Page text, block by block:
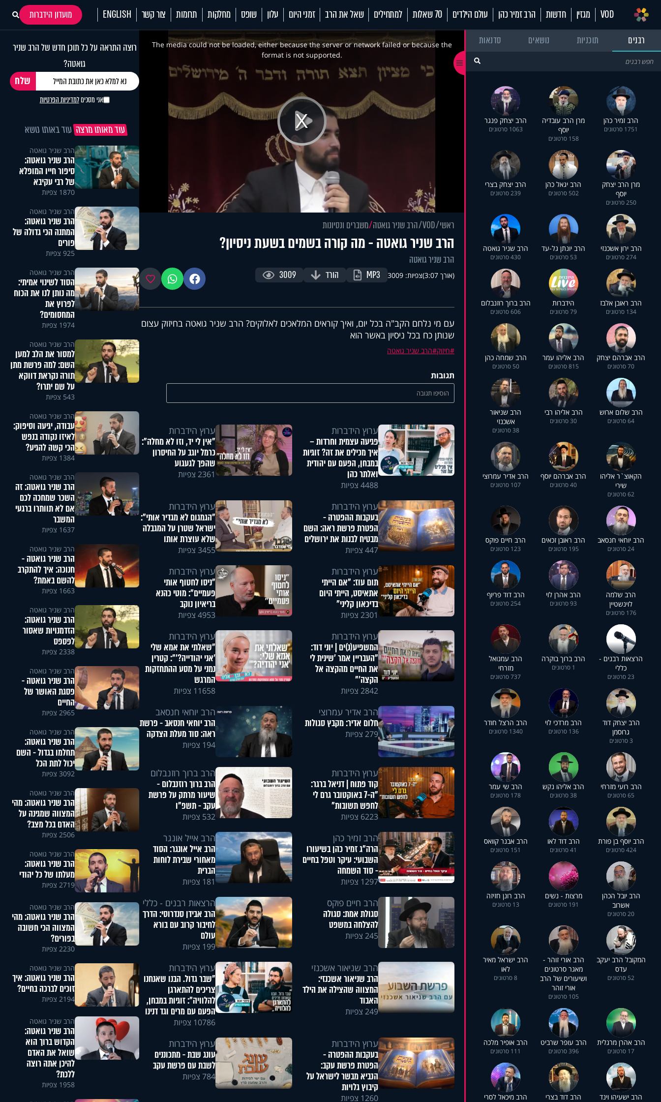
VOD מגזין חדשות הרב זמיר כהן עולם הילדים 70 שאלות למתחילים שאל את הרב זמני היום עלון שופס מחלקות תרומות צור קשר ENGLISH
מועדון הידברות
רבנים
תוכניות נושאים סדנאות
הרב זמיר כהן
1751 סרטונים
מרן הרב עובדיה
יוסף
158 סרטונים
הרב יצחק פנגר
1063 סרטונים
מרן הרב יצחק
יוסף
250 סרטונים
הרב יגאל כהן
502 סרטונים
הרב יצחק בצרי
239 סרטונים
הרב ירון אשכנזי
274 סרטונים
הרב יונתן גל-עד
53 סרטונים
הרב שניר גואטה
430 סרטונים
הרב ראובן אלבז
134 סרטונים
הידברות
79 סרטונים
הרב ברוך רוזנבלום
606 סרטונים
הרב אברהם יצחק
70 סרטונים
הרב אליהו עמר
815 סרטונים
הרב שמחה כהן
50 סרטונים
הרב שלום ארוש
64 סרטונים
הרב אליהו רבי
30 סרטונים
הרב שניאור
אשכנזי
38 סרטונים
הקאוצ`ר אליהו
שירי
62 סרטונים
הרב אברהם יוסף
40 סרטונים
הרב אדיר עמרוצי
107 סרטונים
הרב יוחאי חנסאב
24 סרטונים
הרב ראובן זכאים
195 סרטונים
הרב חיים פוקס
123 סרטונים
הרב שלמה
לוינשטיין
176 סרטונים
הרב אהרן לוי
93 סרטונים
הרב דוד פריוף
254 סרטונים
הרצאות רבנים -
כללי
23 סרטונים
הרב ברוך בוקרה
1 סרטונים
הרב עמנואל
מזרחי
737 סרטונים
הרב יצחק דוד
גרוסמן
3 סרטונים
הרב מרדכי לוי
136 סרטונים
הרב הרצל חודר
1340 סרטונים
הרב רועי מזרחי
65 סרטונים
הרב אליהו נקש
38 סרטונים
הרב שי עמר
178 סרטונים
הרב יוסף בן פורת
424 סרטונים
הרב דוד לאו
41 סרטונים
הרב אבנר קוואס
151 סרטונים
הרב יובל הכהן
אשרוב
20 סרטונים
מרצות - נשים
191 סרטונים
הרב רונן חזיזה
13 סרטונים
המקובל הרב יעקב
עדס
52 סרטונים
הרב אורי זוהר -
מאגר סרטונים
ושיעורים של הרב
אורי זוהר
105 סרטונים
הרב ישראל מאיר
לאו
8 סרטונים
הרב אהרן מרגלית
17 סרטונים
הרב עופר שרביט
396 סרטונים
הרב אופיר מלכה
111 סרטונים
הרב ישעיהו וינד הרב דוד בצרי הרב מיכאל לסרי
Play
Video
This
modalThe media could not be loaded, either because the server or network failed or because the
format is not supported.
ראשי VOD הרב שניר גואטה משברים ונסיונות
הרב שניר גואטה - מה קורה בשמים בשעת ניסיון?
הרב שניר גואטה
(אורך 3:07) צפיות: 3009 MP3 הורד 3009 פייסבוקווטסאפ מועדפים
עם מי נלחם הקב"ה בכל יום, ואיך קוראים המלאכים לאלוקים? הרב שניר גואטה בחיזוק עצום
שנותן כח בכל ניסיון באשר הוא
חיזוק הרב שניר גואטה
תגובות
הוסיפו תגובה
ערוץ הידברות
פגיעה עצמית וחרדות –
איך מכילים את זה? זוגיות
במבחן, הפעם עם יהודית
ואלתר כהן
4488 צפיות
ערוץ הידברות
"אין לי יד, וזו לא מחלה":
כרמל יוגב על החיסרון
שהפך לגעגוע
2361 צפיות
ערוץ הידברות
בעקבות ההפטרה -
הפטרת פרשת ראה: השם
מבטיח לבנות את ירושלים
447 צפיות
ערוץ הידברות
"הגמגום לא מגדיר אותי":
ישראל שטרן על המגבלה
שלא עוצרת אותו
3455 צפיות
ערוץ הידברות
תום עוז: "אם הייתי
אתאיסט, הייתי היום
בדיכאון קליני"
2301 צפיות
ערוץ הידברות
"ניסו לחטוף אותי
פעמיים": מוטי כהנא
בריאיון נוקב
4953 צפיות
ערוץ הידברות
המשפיע(נ)ים | יוני דוד:
"העבריין אמר 'שינית לי
את החיים מהקצה אל
הקצה'"
2842 צפיות
ערוץ הידברות
"שאלתי את אמא שלי
'אני יהודייה?'": קטרין
נמני על מסע ההתחזקות
המרגש
11658 צפיות
הרב אדיר עמרוצי
חלום אדיר: מקבץ סגולות
279 צפיות
הרב יוחאי חנסאב
הרב יוחאי חנסאב - פרשת
ראה: סוד מעלת הצדקה
194 צפיות
ערוץ הידברות
קוד פתוח | דניאל ברגר:
"ה-7 באוקטובר גרם לי
לחפש תשובות"
6223 צפיות
הרב ברוך רוזנבלום
הרב ברוך רוזנבלום -
שיעור מרתק על פרשת
עקב - תשפ"ו
532 צפיות
הרב זמיר כהן
הרה"ג זמיר כהן בשיעורו
השבועי: עיקר וטפל בחיים
- סוד השמחה
1297 צפיות
הרב אייל אונגר
הרב אייל אונגר: הסוד
מאחורי שבירת לוחות
הברית
181 צפיות
הרב חיים פוקס
סגולת אמת: סגולה
להצלחה במשפט
245 צפיות
הרצאות רבנים - כללי
הרב אבידן סנדרוסי: הדרך
לחיבור קרוב עם בורא
עולם
199 צפיות
הרב שניאור אשכנזי
הרב שניאור אשכנזי:
המצווה שהצילה את הילד
האבוד
249 צפיות
ערוץ הידברות
"שבר גדול. הבנו שאנחנו
צריכים להתארגן
להלוויה": זוגיות במבחן,
הפעם עם מרים וגד דנינו
10786 צפיות
ערוץ הידברות
בעקבות ההפטרה -
הפטרת פרשת עקב:
הנביא מבשר לישראל על
קיבוץ גלויות
1260 צפיות
ערוץ הידברות
עונג שבת - מתכוננים
לשבת עם פרשת עקב
784 צפיות
רוצה התראה על כל תוכן חדש של הרב שניר
גואטה?
אני מסכיםלמדיניות הפרטיות
עוד מאותו מרצה עוד באותו נושא
הרב שניר גואטה
הרב שניר גואטה:
סיפור חייו המופלא
של רבי עקיבא
1870 צפיות
הרב שניר גואטה
הרב שניר גואטה:
המתנה הכי גדולה של
פורים
925 צפיות
הרב שניר גואטה
הסוד לשינוי אמיתי:
מה נותן לנו את הכוח
לפרוץ את
המחסומים?
1974 צפיות
הרב שניר גואטה
למסור את הלב למען
השם: למה פרשת מתן
תורה נקראת דווקא
על שם יתרו?
543 צפיות
הרב שניר גואטה
עבודה, יגיעה וסיפוק:
לאיזו נקודה בנפש
הכי קשה להגיע?
1384 צפיות
הרב שניר גואטה
הרב שניר גואטה: זה
השכר שמחכה לכם
אם לא תוותרו ברגעי
המשבר
1637 צפיות
הרב שניר גואטה
הרב שניר גואטה -
חנוכה: איך להתקרב
להשם באמת?
1663 צפיות
הרב שניר גואטה
הרב שניר גואטה:
הזדמנויות שאסור
לפספס
2338 צפיות
הרב שניר גואטה
הרב שניר גואטה -
פסגת האושר של
החיים
2965 צפיות
הרב שניר גואטה
הרב שניר גואטה:
תחלמו בגדול - השם
יכול לתת הכל
3092 צפיות
הרב שניר גואטה
הרב שניר גואטה: מהי
המצווה שמגינה על
האדם בכל מצב?
2506 צפיות
הרב שניר גואטה
הרב שניר גואטה:
מעלתו של כל יהודי
2719 צפיות
הרב שניר גואטה
הרב שניר גואטה: מהי
המצווה הכי חשובה
בפורים?
2230 צפיות
הרב שניר גואטה
הרב שניר גואטה: איך
זוכים לברכה בחיים?
2194 צפיות
הרב שניר גואטה
הרב שניר גואטה:
הקדוש ברוך הוא
שואל את האדם
להיכן אתה רוצה
ללכת?
1958 צפיות